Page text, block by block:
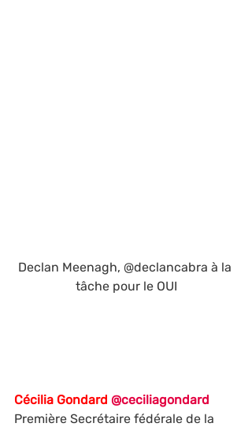
Declan Meenagh, @declancabra à la
tâche pour le OUI
Cécilia Gondard @ceciliagondard
Première Secrétaire fédérale de la